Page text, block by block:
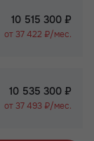
10 515 300 ₽
от 37 422 ₽/мес.
10 535 300 ₽
от 37 493 ₽/мес.